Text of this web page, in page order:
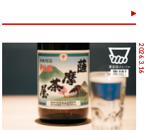
2026.3.16